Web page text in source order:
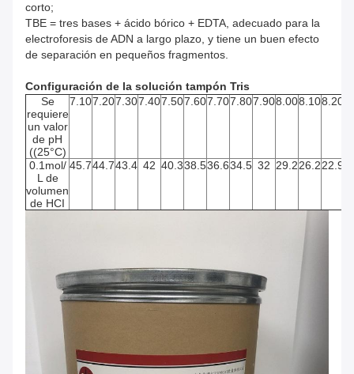
corto;
TBE = tres bases + ácido bórico + EDTA, adecuado para la
electroforesis de ADN a largo plazo, y tiene un buen efecto
de separación en pequeños fragmentos.
Configuración de la solución tampón Tris
Se
requiere
un valor
de pH
((25°C)
7.107.207.307.407.507.607.707.807.908.008.108.20
0.1mol/
L de
volumen
de HCI
45.744.743.4 42 40.338.536.634.5 32 29.226.222.9